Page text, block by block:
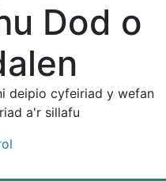
Dod o
deipio cyfeiriad y wefan
a'r sillafu